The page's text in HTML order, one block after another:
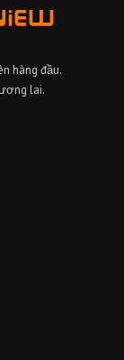
hàng đầu.
lai.